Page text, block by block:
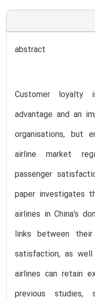
abstract
Customer
advantage and an
organisations, but
airline market
passenger
paper investigates
airlines in China's
links between
satisfaction, as
airlines can retain
previous studies,